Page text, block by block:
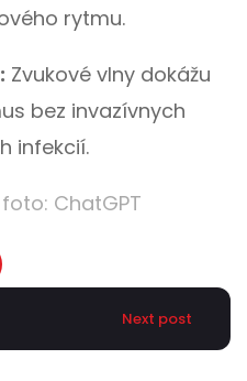
rytmu.
Zvukové vlny dokážu
bez invazívnych
infekcií.
foto: ChatGPT
Next post